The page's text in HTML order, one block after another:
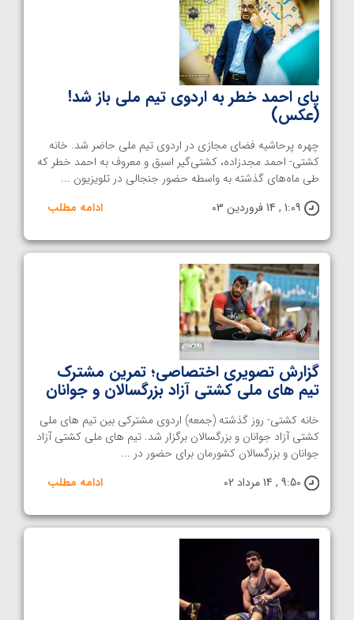
پای احمد خطر به اردوی تیم ملی باز شد!
(عکس)
چهره پرحاشیه فضای مجازی در اردوی تیم ملی حاضر شد. خانه
کشتی- احمد مجدزاده، کشتی‌گیر اسبق و معروف به احمد خطر که
طی ماه‌های گذشته به واسطه حضور جنجالی در تلویزیون ...
1:09 , 14 فروردین 03
ادامه مطلب
گزارش تصویری اختصاصی؛ تمرین مشترک
تیم های ملی کشتی آزاد بزرگسالان و جوانان
خانه کشتی- روز گذشته (جمعه) اردوی مشترکی بین تیم های ملی
کشتی آزاد جوانان و بزرگسالان برگزار شد. تیم های ملی کشتی آزاد
جوانان و بزرگسالان کشورمان برای حضور در ...
9:50 , 14 مرداد 02
ادامه مطلب